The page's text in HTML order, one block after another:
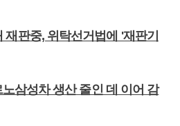
판중, 위탁선거법에 '재판기
삼성차 생산 줄인 데 이어 감